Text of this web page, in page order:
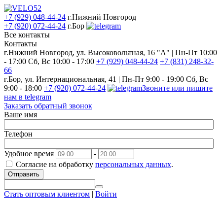
+7 (929) 048-44-24 г.Нижний Новгород
+7 (920) 072-44-24 г.Бор
Все контакты
Контакты
г.Нижний Новгород, ул. Высоковольтная, 16 "А" | Пн-Пт 10:00
- 17:00 Сб, Вс 10:00 - 17:00 +7 (929) 048-44-24 +7 (831) 248-32-
66
г.Бор, ул. Интернациональная, 41 | Пн-Пт 9:00 - 19:00 Сб, Вс
9:00 - 18:00 +7 (920) 072-44-24
Звоните или пишите
нам в telegram
Заказать обратный звонок
Ваше имя
Телефон
Удобное время
-
Согласие на обработку персональных данных.
Отправить
Стать оптовым клиентом | Войти